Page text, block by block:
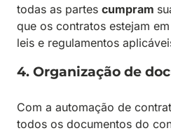
todas as partes cumpram
que os contratos estejam
leis e regulamentos
4. Organização de
Com a automação de
todos os documentos do